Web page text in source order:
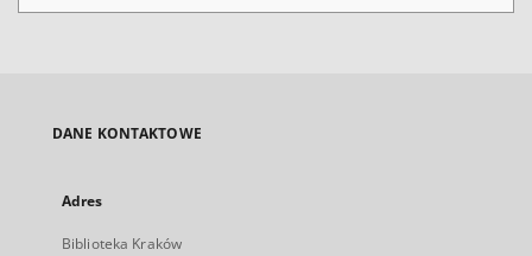
DANE KONTAKTOWE
Adres
Biblioteka Kraków